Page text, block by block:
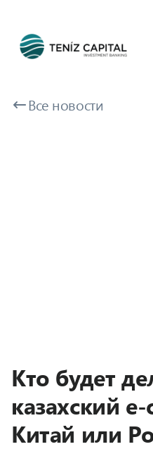
Все новости
Кто будет
казахский
Китай или